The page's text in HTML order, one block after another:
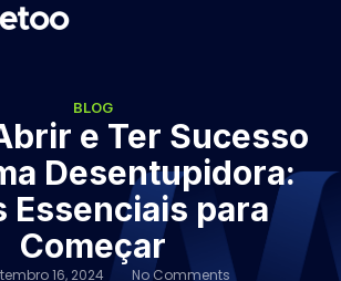
BLOG
e Ter Sucesso
Desentupidora:
Essenciais para
Começar
16, 2024 No Comments